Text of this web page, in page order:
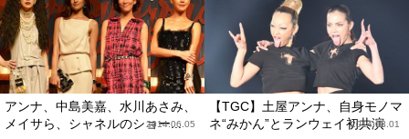
アンナ、中島美嘉、水川あさみ、
メイサら、シャネルのショー...
2014.06.05
【TGC】土屋アンナ、自身モノマ
ネ“みかん”とランウェイ初共演
2014.03.01